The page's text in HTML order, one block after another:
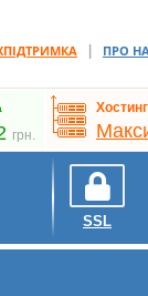
| ПРО
грн.
Хостинг
SSL